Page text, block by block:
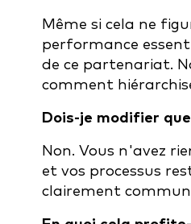
Même si cela ne
performance
de ce partenariat.
comment
Dois-je modifier
Non. Vous n'avez
et vos processus
clairement